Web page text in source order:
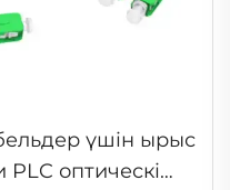
үшін ырыс
оптическі